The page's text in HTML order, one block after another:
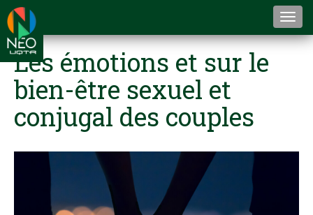
Les émotions et sur le
bien-être sexuel et
conjugal des couples